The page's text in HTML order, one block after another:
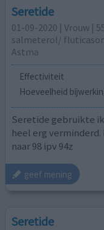
Seretide
01-09-2020 | Vrouw |
salmeterol/
Astma
Effectiviteit
Hoeveelheid
Seretide gebruikte ik
heel erg
naar 98 ipv 94z
geef mening
Seretide